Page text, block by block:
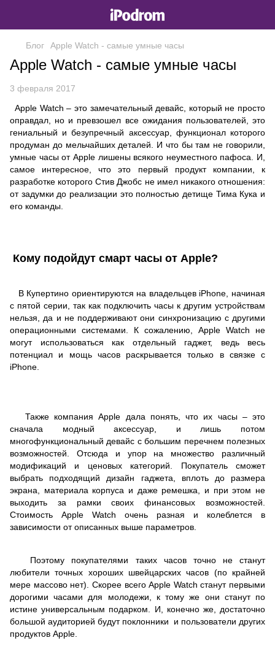
Блог Apple Watch - самые умные часы
Apple Watch - самые умные часы
3 февраля 2017
Apple Watch – это замечательный девайс, который не просто
оправдал, но и превзошел все ожидания пользователей, это
гениальный и безупречный аксессуар, функционал которого
продуман до мельчайших деталей. И что бы там не говорили,
умные часы от Apple лишены всякого неуместного пафоса. И,
самое интересное, что это первый продукт компании, к
разработке которого Стив Джобс не имел никакого отношения:
от задумки до реализации это полностью детище Тима Кука и
его команды.
Кому подойдут смарт часы от Apple?
В Купертино ориентируются на владельцев iPhone, начиная
с пятой серии, так как подключить часы к другим устройствам
нельзя, да и не поддерживают они синхронизацию с другими
операционными системами. К сожалению, Apple Watch не
могут использоваться как отдельный гаджет, ведь весь
потенциал и мощь часов раскрывается только в связке с
iPhone.
Также компания Apple дала понять, что их часы – это
сначала модный аксессуар, и лишь потом
многофункциональный девайс с большим перечнем полезных
возможностей. Отсюда и упор на множество различный
модификаций и ценовых категорий. Покупатель сможет
выбрать подходящий дизайн гаджета, вплоть до размера
экрана, материала корпуса и даже ремешка, и при этом не
выходить за рамки своих финансовых возможностей.
Стоимость Apple Watch очень разная и колеблется в
зависимости от описанных выше параметров.
Поэтому покупателями таких часов точно не станут
любители точных хороших швейцарских часов (по крайней
мере массово нет). Скорее всего Apple Watch станут первыми
дорогими часами для молодежи, к тому же они станут по
истине универсальным подарком. И, конечно же, достаточно
большой аудиторией будут поклонники и пользователи других
продуктов Apple.